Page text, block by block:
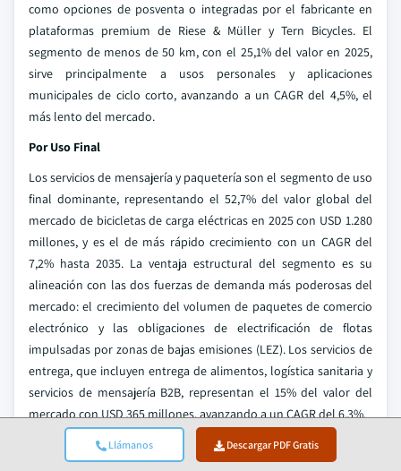
Llámanos Descargar PDF Gratis
como opciones de posventa o integradas por el fabricante en
plataformas premium de Riese & Müller y Tern Bicycles. El
segmento de menos de 50 km, con el 25,1% del valor en 2025,
sirve principalmente a usos personales y aplicaciones
municipales de ciclo corto, avanzando a un CAGR del 4,5%, el
más lento del mercado.
Por Uso Final
Los servicios de mensajería y paquetería son el segmento de uso
final dominante, representando el 52,7% del valor global del
mercado de bicicletas de carga eléctricas en 2025 con USD 1.280
millones, y es el de más rápido crecimiento con un CAGR del
7,2% hasta 2035. La ventaja estructural del segmento es su
alineación con las dos fuerzas de demanda más poderosas del
mercado: el crecimiento del volumen de paquetes de comercio
electrónico y las obligaciones de electrificación de flotas
impulsadas por zonas de bajas emisiones (LEZ). Los servicios de
entrega, que incluyen entrega de alimentos, logística sanitaria y
servicios de mensajería B2B, representan el 15% del valor del
mercado con USD 365 millones, avanzando a un CAGR del 6,3%.
La logística de gran distribución y cumplimiento de comercio
electrónico, con el 12,5% del valor del mercado y un CAGR del